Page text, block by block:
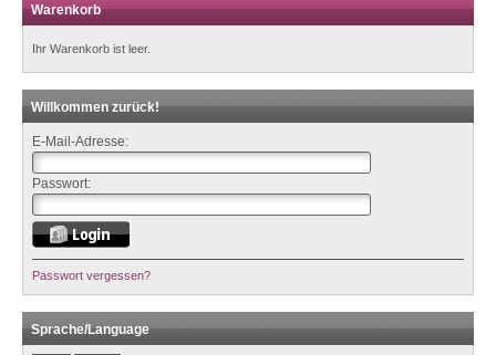
Warenkorb
Ihr Warenkorb ist leer.
Willkommen zurück!
E-Mail-Adresse:
Passwort:
Passwort vergessen?
Sprache/Language